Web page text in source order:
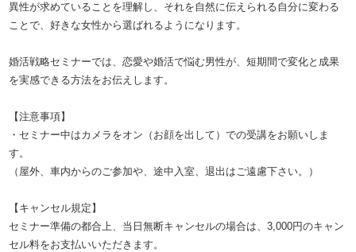
異性が求めていることを理解し、それを自然に伝えられる自分に変わる
ことで、好きな女性から選ばれるようになります。
婚活戦略セミナーでは、恋愛や婚活で悩む男性が、短期間で変化と成果
を実感できる方法をお伝えします。
【注意事項】
・セミナー中はカメラをオン（お顔を出して）での受講をお願いしま
す。
（屋外、車内からのご参加や、途中入室、退出はご遠慮下さい。）
【キャンセル規定】
セミナー準備の都合上、当日無断キャンセルの場合は、3,000円のキャン
セル料をお支払いいただきます。